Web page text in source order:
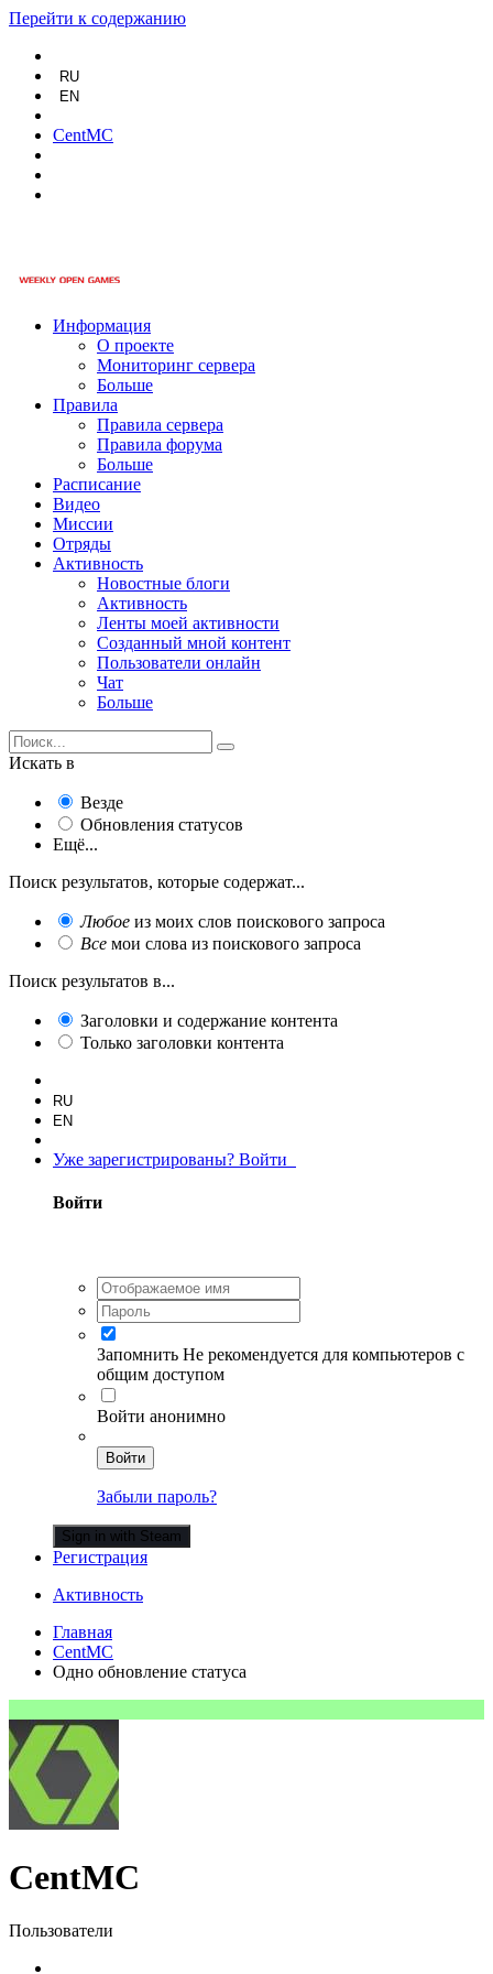
Перейти к содержанию
RU
EN
CentMC
Информация
О проекте
Мониторинг сервера
Больше
Правила
Правила сервера
Правила форума
Больше
Расписание
Видео
Миссии
Отряды
Активность
Новостные блоги
Активность
Ленты моей активности
Созданный мной контент
Пользователи онлайн
Чат
Больше
Искать в
Везде
Обновления статусов
Ещё...
Поиск результатов, которые содержат...
Любое из моих слов поискового запроса
Все мои слова из поискового запроса
Поиск результатов в...
Заголовки и содержание контента
Только заголовки контента
RU
EN
Уже зарегистрированы? Войти
Войти
Запомнить Не рекомендуется для компьютеров с
общим доступом
Войти анонимно
Войти
Забыли пароль?
Sign in with Steam
Регистрация
Активность
Главная
CentMC
Одно обновление статуса
CentMC
Пользователи